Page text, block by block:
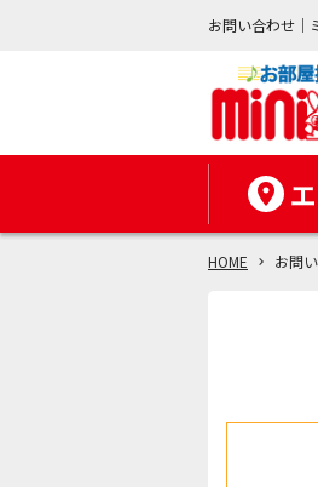
お問い合わせ｜
HOME お問